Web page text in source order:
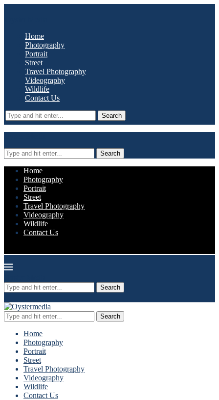
Home
Photography
Portrait
Street
Travel Photography
Videography
Wildlife
Contact Us
Search
Search
Home
Photography
Portrait
Street
Travel Photography
Videography
Wildlife
Contact Us
Search
Search
Home
Photography
Portrait
Street
Travel Photography
Videography
Wildlife
Contact Us